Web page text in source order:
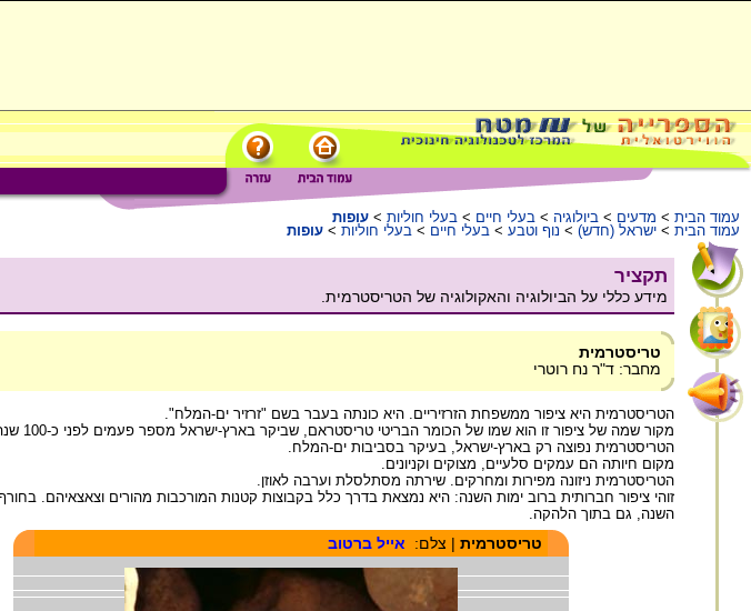
עמוד הבית > מדעים > ביולוגיה > בעלי חיים > בעלי חוליות > עופות
עמוד הבית > ישראל (חדש) > נוף וטבע > בעלי חיים > בעלי חוליות > עופות
תקציר
מידע כללי על הביולוגיה והאקולוגיה של הטריסטרמית.
טריסטרמית
מחבר: ד"ר נח רוטרי
הטריסטרמית היא ציפור ממשפחת הזרזיריים. היא כונתה בעבר בשם "זרזיר ים-המלח".
מקור שמה של ציפור זו הוא שמו של הכומר הבריטי טריסטראם, שביקר בארץ-ישראל מספר פעמים לפני כ-100 שנה ותיאר את החי ואת הצומח שלה.
הטריסטרמית נפוצה רק בארץ-ישראל, בעיקר בסביבות ים-המלח.
מקום חיותה הם עמקים סלעיים, מצוקים וקניונים.
הטריסטרמית ניזונה מפירות ומחרקים. שירתה מסתלסלת וערבה לאוזן.
השנה, גם בתוך הלהקה.